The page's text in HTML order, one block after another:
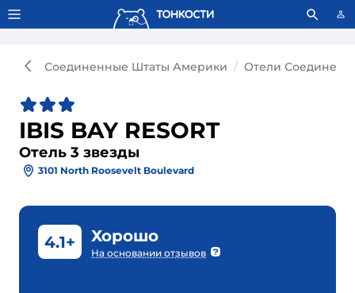
Тонкости используют сookie-файлы. Что это значит?
Соединенные Штаты Америки Отели
IBIS BAY RESORT
Отель 3 звезды
3101 North Roosevelt Boulevard
4.1+ Хорошо
На основании отзывов